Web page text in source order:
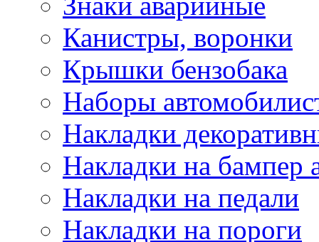
Канистры, воронки
Крышки бензобака
Наборы
Накладки
Накладки на бампер
Накладки на педали
Накладки на пороги